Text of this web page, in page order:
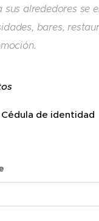
alrededores se
bares,
Cédula de identidad